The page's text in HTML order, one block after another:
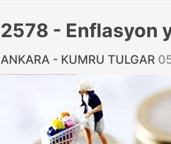
2578 - Enflasyon
ANKARA - KUMRU TULGAR